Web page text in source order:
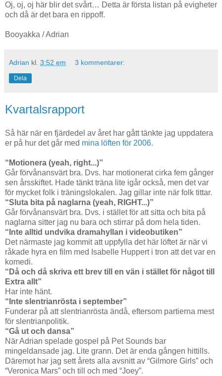
Oj, oj, oj här blir det svårt… Detta är första listan på evigheter
och då är det bara en rippoff.
Booyakka / Adrian
Adrian kl. 3:52 em 3 kommentarer:
Dela
Kvartalsrapport
Så här när en fjärdedel av året har gått tänkte jag uppdatera
er på hur det går med mina löften för 2006.
“Motionera (yeah, right...)”
Går förvånansvärt bra. Dvs. har motionerat cirka fem gånger
sen årsskiftet. Hade tänkt träna lite igår också, men det var
för mycket folk i träningslokalen. Jag gillar inte när folk tittar.
“Sluta bita på naglarna (yeah, RIGHT...)”
Går förvånansvärt bra. Dvs. i stället för att sitta och bita på
naglarna sitter jag nu bara och stirrar på dom hela tiden.
“Inte alltid undvika dramahyllan i videobutiken”
Det närmaste jag kommit att uppfylla det här löftet är när vi
råkade hyra en film med Isabelle Huppert i tron att det var en
komedi.
“Då och då skriva ett brev till en vän i stället för något till
Extra allt”
Har inte hänt.
“Inte slentrianrösta i september”
Funderar på att slentrianrösta ändå, eftersom partierna mest
för slentrianpolitik.
“Gå ut och dansa”
När Adrian spelade gospel på Pet Sounds bar
mingeldansade jag. Lite grann. Det är enda gången hittills.
Däremot har jag sett årets alla avsnitt av “Gilmore Girls” och
“Veronica Mars” och till och med “Joey”.